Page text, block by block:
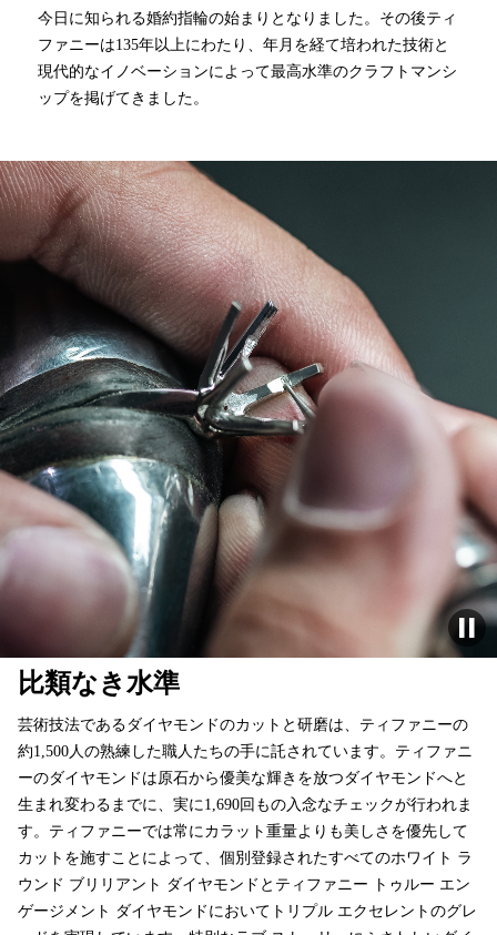
今日に知られる婚約指輪の始まりとなりました。その後ティ
ファニーは135年以上にわたり、年月を経て培われた技術と
現代的なイノベーションによって最高水準のクラフトマンシ
ップを掲げてきました。
比類なき水準
芸術技法であるダイヤモンドのカットと研磨は、ティファニーの
約1,500人の熟練した職人たちの手に託されています。ティファニ
ーのダイヤモンドは原石から優美な輝きを放つダイヤモンドへと
生まれ変わるまでに、実に1,690回もの入念なチェックが行われま
す。ティファニーでは常にカラット重量よりも美しさを優先して
カットを施すことによって、個別登録されたすべてのホワイト ラ
ウンド ブリリアント ダイヤモンドとティファニー トゥルー エン
ゲージメント ダイヤモンドにおいてトリプル エクセレントのグレ